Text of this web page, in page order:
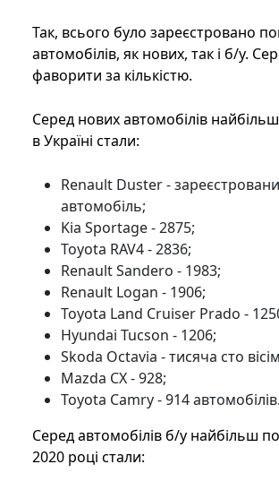
Так, всього було зареєстровано
автомобілів, як нових, так і б/у.
фаворити за кількістю.
Серед нових автомобілів
в Україні стали:
Renault Duster -
автомобіль;
Kia Sportage - 2875;
Toyota RAV4 - 2836;
Renault Sandero - 1983;
Renault Logan - 1906;
Toyota Land Cruiser Prado -
Hyundai Tucson - 1206;
Skoda Octavia - тисяча сто
Mazda CX - 928;
Toyota Camry - 914 автомобілів.
Серед автомобілів б/у найбільш
2020 році стали: